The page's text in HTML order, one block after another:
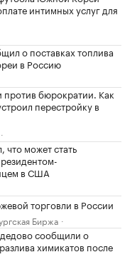
интимных услуг для
о поставках топлива
в Россию
бюрократии. Как
перестройку в
что может стать
в США
торговли в России
Биржа
сообщили о
химикатов после